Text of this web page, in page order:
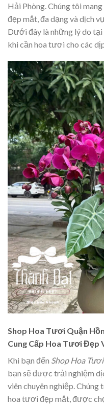
Hải Phòng. Chúng tôi
đẹp mắt, đa dạng và dịch
Dưới đây là những lý do tại
khi cần hoa tươi cho các
Shop Hoa Tươi Quận
Cung Cấp Hoa Tươi Đẹp
Khi bạn đến Shop Hoa
bạn sẽ được trải nghiệm
viên chuyên nghiệp.
hoa tươi đẹp mắt, được